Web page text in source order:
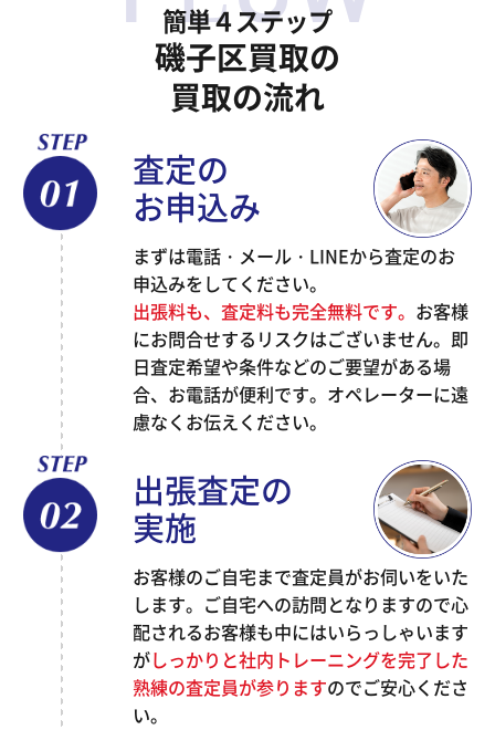
簡単４ステップ
磯子区買取の
買取の流れ
査定の
お申込み
まずは電話・メール・LINEから査定のお
申込みをしてください。
出張料も、査定料も完全無料です。 お客様
にお問合せするリスクはございません。即
日査定希望や条件などのご要望がある場
合、お電話が便利です。オペレーターに遠
慮なくお伝えください。
出張査定の
実施
お客様のご自宅まで査定員がお伺いをいた
します。ご自宅への訪問となりますので心
配されるお客様も中にはいらっしゃいます
がしっかりと社内トレーニングを完了した
熟練の査定員が参りますのでご安心くださ
い。